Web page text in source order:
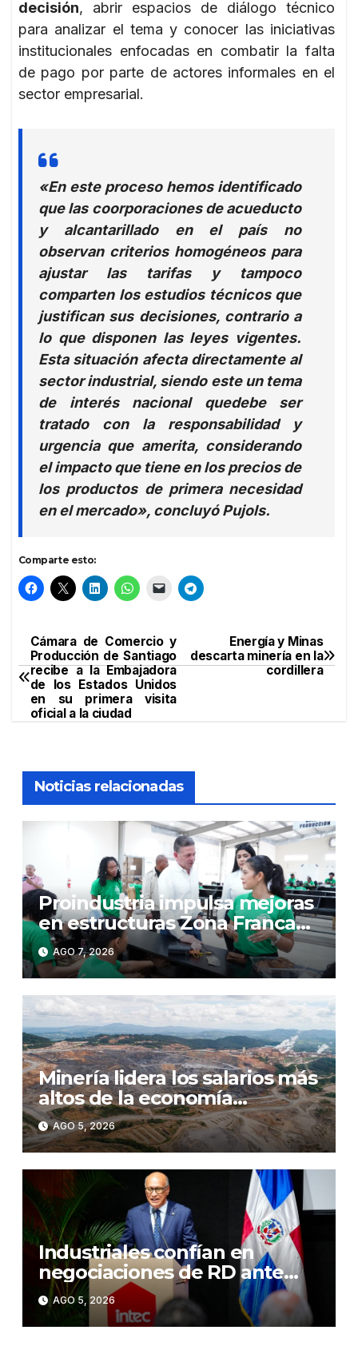
decisión, abrir espacios de diálogo técnico
para analizar el tema y conocer las iniciativas
institucionales enfocadas en combatir la falta
de pago por parte de actores informales en el
sector empresarial.
«En este proceso hemos identificado
que las coorporaciones de acueducto
y alcantarillado en el país no
observan criterios homogéneos para
ajustar las tarifas y tampoco
comparten los estudios técnicos que
justifican sus decisiones, contrario a
lo que disponen las leyes vigentes.
Esta situación afecta directamente al
sector industrial, siendo este un tema
de interés nacional quedebe ser
tratado con la responsabilidad y
urgencia que amerita, considerando
el impacto que tiene en los precios de
los productos de primera necesidad
en el mercado», concluyó Pujols.
Comparte esto:
Navegación
de
entradas
Energía y Minas
descarta minería en la
cordillera
Cámara de Comercio y
Producción de Santiago
recibe a la Embajadora
de los Estados Unidos
en su primera visita
oficial a la ciudad
Noticias relacionadas
Proindustria impulsa mejoras
en estructuras Zona Franca
Bonao
AGO 7, 2026
Minería lidera los salarios más
altos de la economía
dominicana e impulsa el
crecimiento de las
remuneraciones en el sector
formal
AGO 5, 2026
Industriales confían en
negociaciones de RD ante
políticas arancelarias de EE.
UU
AGO 5, 2026